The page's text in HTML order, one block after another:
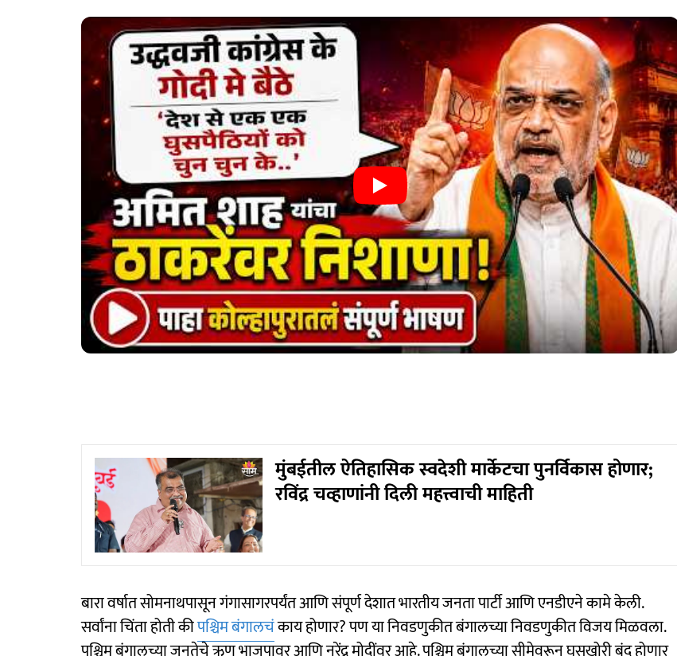
मुंबईतील ऐतिहासिक स्वदेशी मार्केटचा पुनर्विकास होणार;
रविंद्र चव्हाणांनी दिली महत्त्वाची माहिती
बारा वर्षात सोमनाथपासून गंगासागरपर्यंत आणि संपूर्ण देशात भारतीय जनता पार्टी आणि एनडीएने कामे केली.
सर्वांना चिंता होती कीपश्चिम बंगालचंकाय होणार? पण या निवडणुकीत बंगालच्या निवडणुकीत विजय मिळवला.